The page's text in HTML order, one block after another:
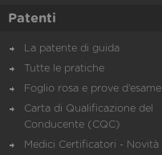
Patenti
La patente di guida
Tutte le pratiche
Foglio rosa e prove d’esame
Carta di Qualificazione del
Conducente (CQC)
Medici Certificatori - Novità